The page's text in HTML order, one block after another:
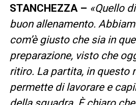
STANCHEZZA – «Quello
buon allenamento.
com’è giusto che sia in
preparazione, visto che
ritiro. La partita, in questo
permette di lavorare e